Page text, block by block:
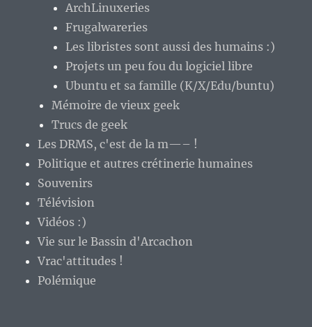
ArchLinuxeries
Frugalwareries
Les libristes sont aussi des humains :)
Projets un peu fou du logiciel libre
Ubuntu et sa famille (K/X/Edu/buntu)
Mémoire de vieux geek
Trucs de geek
Les DRMS, c'est de la m—– !
Politique et autres crétinerie humaines
Souvenirs
Télévision
Vidéos :)
Vie sur le Bassin d'Arcachon
Vrac'attitudes !
Polémique